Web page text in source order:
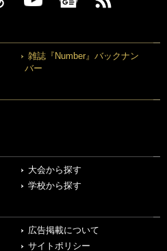
雑誌『Number』バックナン
バー
大会から探す
学校から探す
広告掲載について
サイトポリシー